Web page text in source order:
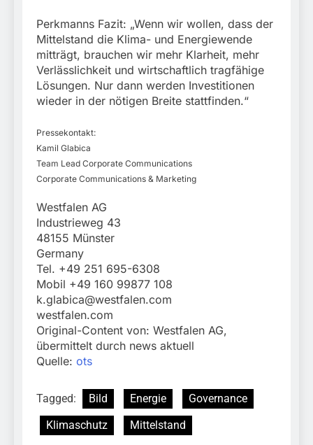
Perkmanns Fazit: „Wenn wir wollen, dass der
Mittelstand die Klima- und Energiewende
mitträgt, brauchen wir mehr Klarheit, mehr
Verlässlichkeit und wirtschaftlich tragfähige
Lösungen. Nur dann werden Investitionen
wieder in der nötigen Breite stattfinden.“
Pressekontakt:
Kamil Glabica
Team Lead Corporate Communications
Corporate Communications & Marketing
Westfalen AG
Industrieweg 43
48155 Münster
Germany
Tel. +49 251 695-6308
Mobil +49 160 99877 108
k.glabica@westfalen.com
westfalen.com
Original-Content von: Westfalen AG,
übermittelt durch news aktuell
Quelle: ots
Tagged: Bild Energie
Governance
Klimaschutz
Mittelstand